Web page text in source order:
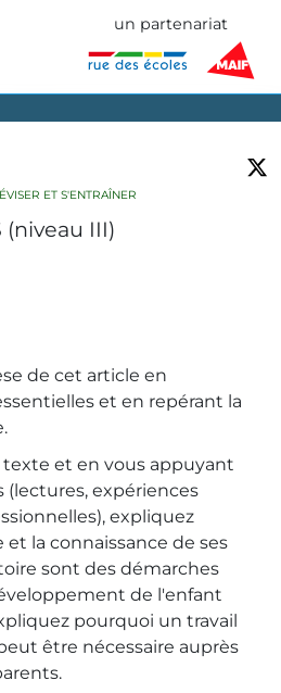
un partenariat
ET S'ENTRAÎNER
(niveau III)
de cet article en
et en repérant la
texte et en vous appuyant
(lectures, expériences
expliquez
la connaissance de ses
sont des démarches
de l'enfant
pourquoi un travail
être nécessaire auprès